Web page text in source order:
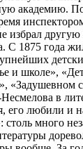
академию.
избрал
С 1875 года
и школе»,
«Задушевном
в
его любили и
много